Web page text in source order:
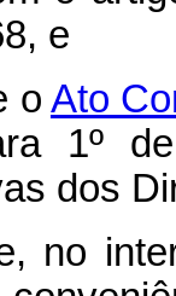
e
o Ato
1º
dos
no